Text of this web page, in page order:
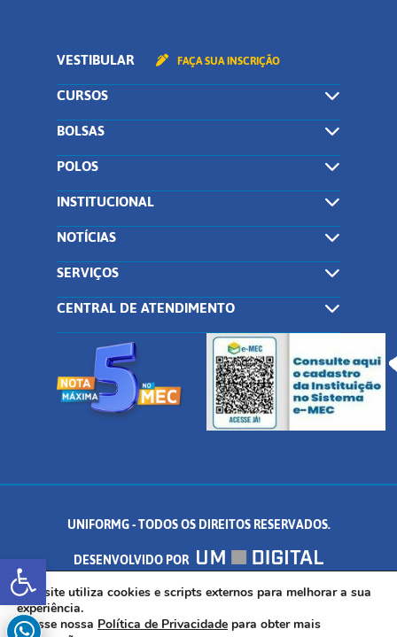
Abrir a barra de ferramentas
VESTIBULAR FAÇA SUA INSCRIÇÃO
CURSOS
BOLSAS
POLOS
INSTITUCIONAL
NOTÍCIAS
SERVIÇOS
CENTRAL DE ATENDIMENTO
UNIFORMG - TODOS OS DIREITOS RESERVADOS.
DESENVOLVIDO POR
AV. DR. ARNALDO DE SENNA, 328 - PALMEIRAS, FORMIGA/MG - CEP:
35.574.530
Este site utiliza cookies e scripts externos para melhorar a sua
experiência.
Acesse nossa Política de Privacidade para obter mais